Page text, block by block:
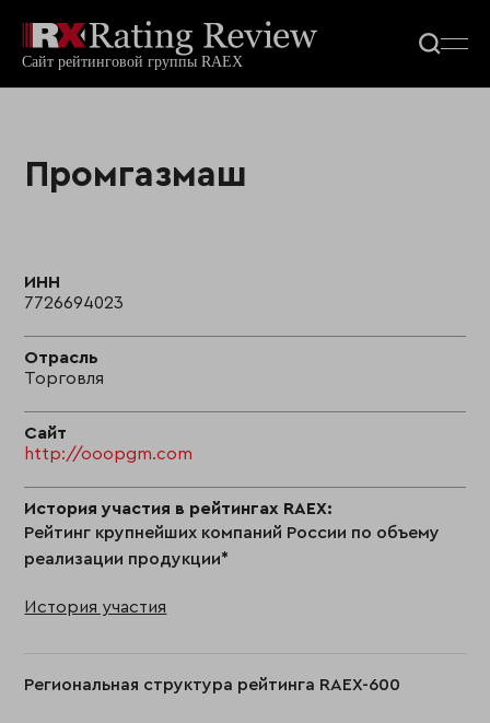
Промгазмаш
ИНН
7726694023
Отрасль
Торговля
Сайт
http://ooopgm.com
История участия в рейтингах RAEX:
Рейтинг крупнейших компаний России по объему
реализации продукции*
История участия
Региональная структура рейтинга RAEX-600